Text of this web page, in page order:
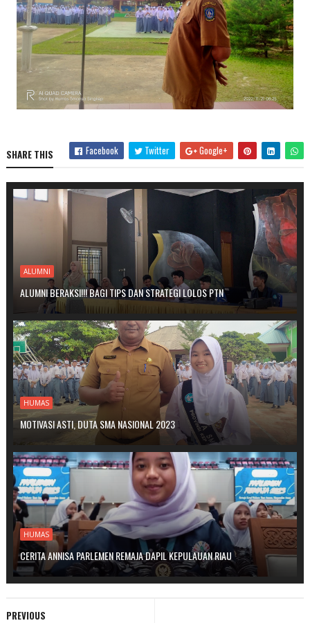
SHARE THIS Facebook Twitter Google+
ALUMNI
ALUMNI BERAKSI!!! BAGI TIPS DAN STRATEGI LOLOS PTN
HUMAS
MOTIVASI ASTI, DUTA SMA NASIONAL 2023
HUMAS
CERITA ANNISA PARLEMEN REMAJA DAPIL KEPULAUAN RIAU
PREVIOUS